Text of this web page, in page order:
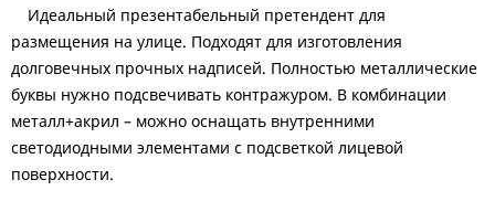
Идеальный презентабельный претендент для
размещения на улице. Подходят для изготовления
долговечных прочных надписей. Полностью металлические
буквы нужно подсвечивать контражуром. В комбинации
металл+акрил – можно оснащать внутренними
светодиодными элементами с подсветкой лицевой
поверхности.